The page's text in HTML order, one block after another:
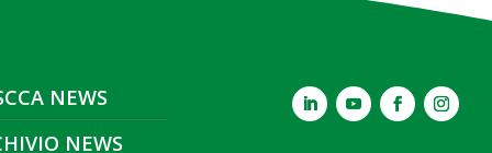
NEWS
NEWS